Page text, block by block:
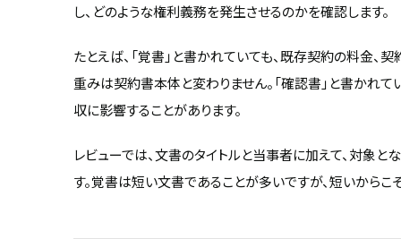
し、どのような権利義務を発生させるのかを確認します。
たとえば、「覚書」と書かれていても、既存契約の料金
重みは契約書本体と変わりません。「確認書」と書かれ
収に影響することがあります。
レビューでは、文書のタイトルと当事者に加えて、対象
す。覚書は短い文書であることが多いですが、短いから